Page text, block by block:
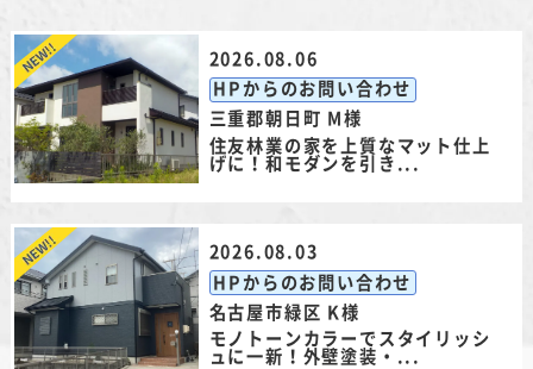
2026.08.06
HPからのお問い合わせ
三重郡朝日町 M様
住友林業の家を上質なマット仕上
げに！和モダンを引き...
2026.08.03
HPからのお問い合わせ
名古屋市緑区 K様
モノトーンカラーでスタイリッシ
ュに一新！外壁塗装・...